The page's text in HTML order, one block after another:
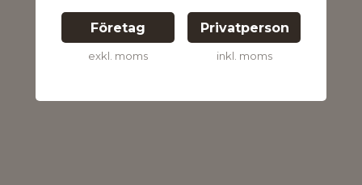
Företag
exkl. moms
Privatperson
inkl. moms